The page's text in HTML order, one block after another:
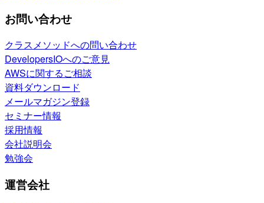
お問い合わせ
クラスメソッドへの問い合わせ
DevelopersIOへのご意見
AWSに関するご相談
資料ダウンロード
メールマガジン登録
セミナー情報
採用情報
会社説明会
勉強会
運営会社